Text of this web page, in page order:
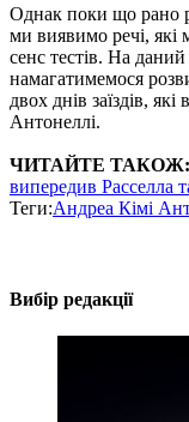
Однак поки що рано
ми виявимо речі,
сенс тестів. На
намагатимемося
двох днів заїздів,
Антонеллі.
ЧИТАЙТЕ ТАКОЖ:
випередив Расселла
Теги:Андреа Кімі
Вибір редакції